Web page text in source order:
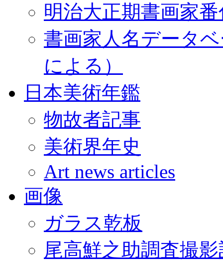
明治大正期書画家
書画家人名データ
による）
日本美術年鑑
物故者記事
美術界年史
Art news articles
画像
ガラス乾板
尾高鮮之助調査撮